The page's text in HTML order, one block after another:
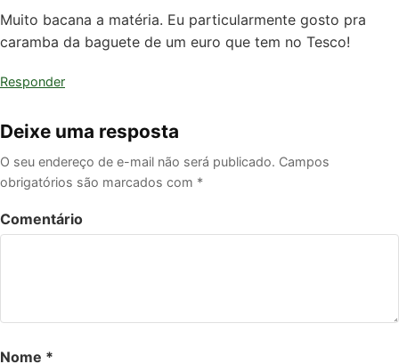
Muito bacana a matéria. Eu particularmente gosto pra
caramba da baguete de um euro que tem no Tesco!
Responder
Deixe uma resposta
O seu endereço de e-mail não será publicado. Campos
obrigatórios são marcados com *
Comentário
Nome *